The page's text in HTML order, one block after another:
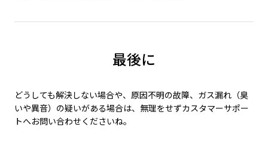
最後に
どうしても解決しない場合や、原因不明の故障、ガス漏れ（臭
いや異音）の疑いがある場合は、無理をせずカスタマーサポー
トへお問い合わせくださいね。